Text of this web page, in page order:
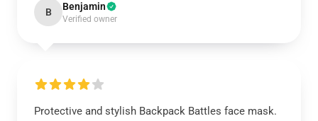
B Benjamin
Verified owner
Protective and stylish Backpack Battles face mask.